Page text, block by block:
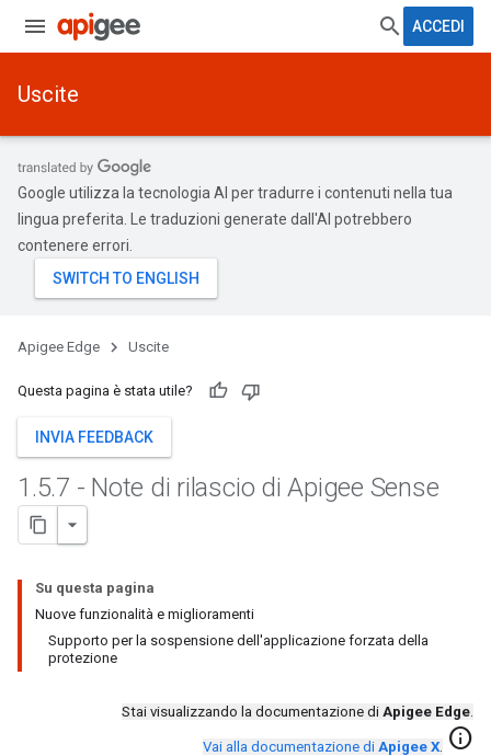
ACCEDI
Uscite
Google utilizza la tecnologia AI per tradurre i contenuti nella tua
lingua preferita. Le traduzioni generate dall'AI potrebbero
contenere errori.
Apigee Edge Uscite
Questa pagina è stata utile?
INVIA FEEDBACK
1 .5.7 - Note di rilascio di Apigee Sense
Su questa pagina
Nuove funzionalità e miglioramenti
Supporto per la sospensione dell'applicazione forzata della
protezione
Stai visualizzando la documentazione di Apigee Edge.
Vai alla documentazione di Apigee X. info